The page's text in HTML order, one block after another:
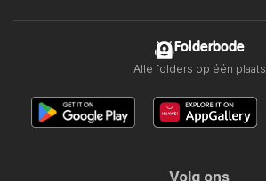
Folderbode
Alle folders op één plaats
Volg ons